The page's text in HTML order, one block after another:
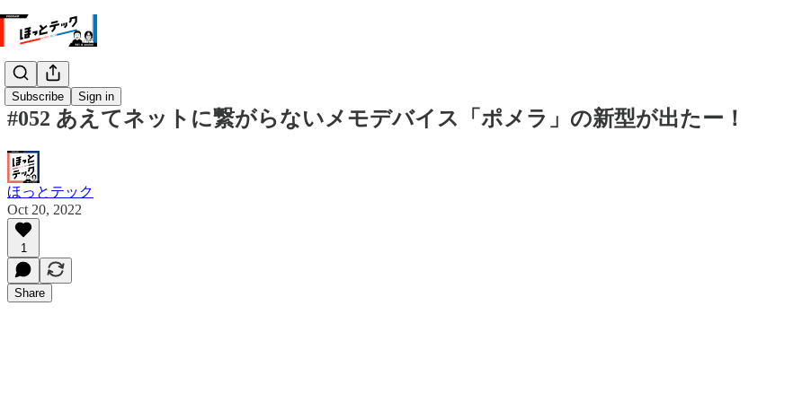
Subscribe Sign in
#052 あえてネットに繋がらないメモデバイス「ポメラ」の新型が出たー！
ほっとテック
Oct 20, 2022
1
Share